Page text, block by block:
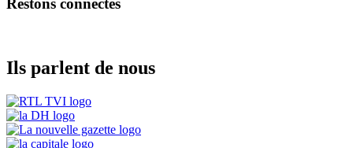
Restons connectés
Ils parlent de nous